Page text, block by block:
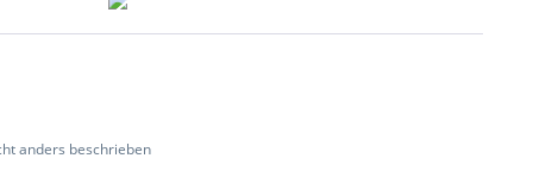
anders beschrieben